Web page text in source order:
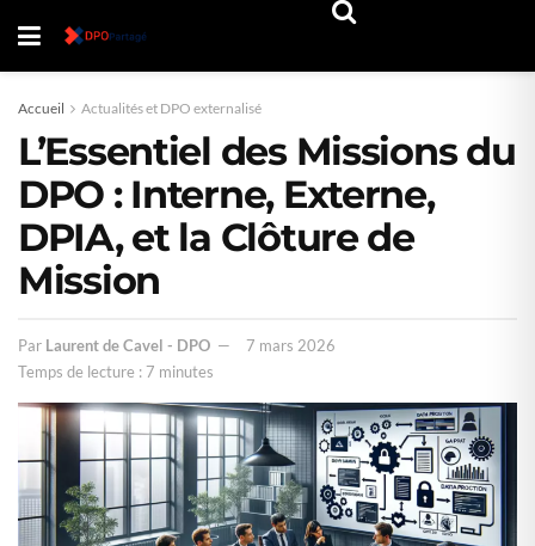
Accueil Actualités et DPO externalisé
L’Essentiel des Missions du
DPO : Interne, Externe,
DPIA, et la Clôture de
Mission
Par Laurent de Cavel - DPO
7 mars 2026
Temps de lecture : 7 minutes